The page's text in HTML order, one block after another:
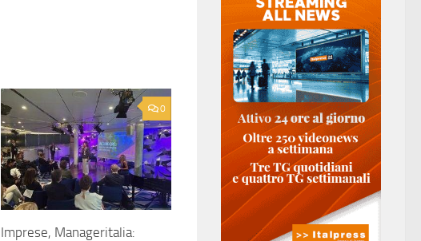
0
Imprese, Manageritalia: